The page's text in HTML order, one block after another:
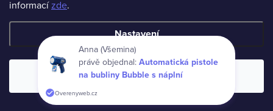
informacízde.
Nastavení
Souhlasím
Anna (Všemina)
právě objednal: Automatická pistole
na bubliny Bubble s náplní
Overenyweb.cz